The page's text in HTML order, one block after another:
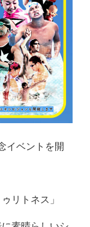
イベントを開
リトネス」